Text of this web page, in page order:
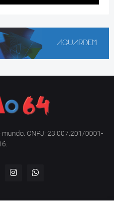
CNPJ: 23.007.201/0001-